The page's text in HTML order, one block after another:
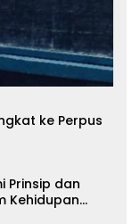
ke Perpus
Prinsip dan
Kehidupan